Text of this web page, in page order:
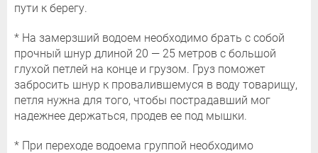
пути к берегу.
* На замерзший водоем необходимо брать с собой
прочный шнур длиной 20 — 25 метров с большой
глухой петлей на конце и грузом. Груз поможет
забросить шнур к провалившемуся в воду товарищу,
петля нужна для того, чтобы пострадавший мог
надежнее держаться, продев ее под мышки.
* При переходе водоема группой необходимо